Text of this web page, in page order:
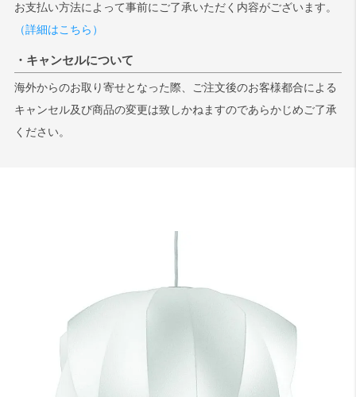
お支払い方法によって事前にご了承いただく内容がございます。
（詳細はこちら）
・キャンセルについて
海外からのお取り寄せとなった際、ご注文後のお客様都合による
キャンセル及び商品の変更は致しかねますのであらかじめご了承
ください。